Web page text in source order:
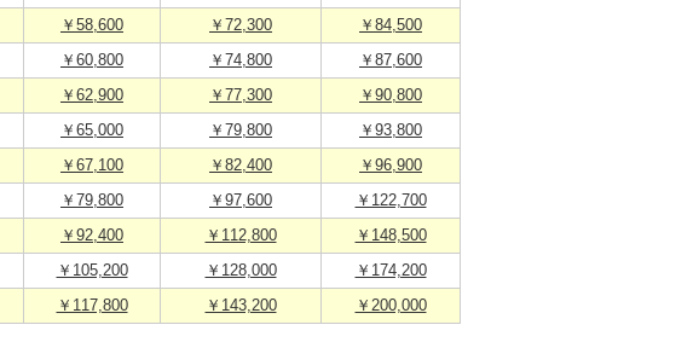
￥58,600 ￥72,300 ￥84,500
￥60,800 ￥74,800 ￥87,600
￥62,900 ￥77,300 ￥90,800
￥65,000 ￥79,800 ￥93,800
￥67,100 ￥82,400 ￥96,900
￥79,800 ￥97,600 ￥122,700
￥92,400 ￥112,800 ￥148,500
￥105,200 ￥128,000 ￥174,200
￥117,800 ￥143,200 ￥200,000